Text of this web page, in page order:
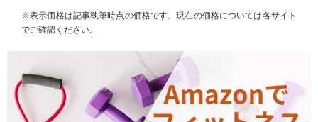
※表示価格は記事執筆時点の価格です。現在の価格については各サイト
でご確認ください。